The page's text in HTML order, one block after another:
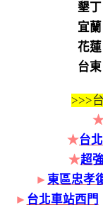
墾丁
宜蘭
花蓮
台東
>>>
★台
★超
► 東區忠孝
► 台北車站西門